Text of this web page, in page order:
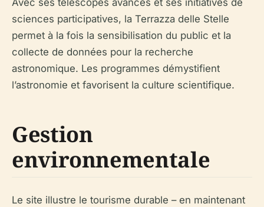
Avec ses télescopes avancés et ses initiatives de
sciences participatives, la Terrazza delle Stelle
permet à la fois la sensibilisation du public et la
collecte de données pour la recherche
astronomique. Les programmes démystifient
l’astronomie et favorisent la culture scientifique.
Gestion
environnementale
Le site illustre le tourisme durable – en maintenant